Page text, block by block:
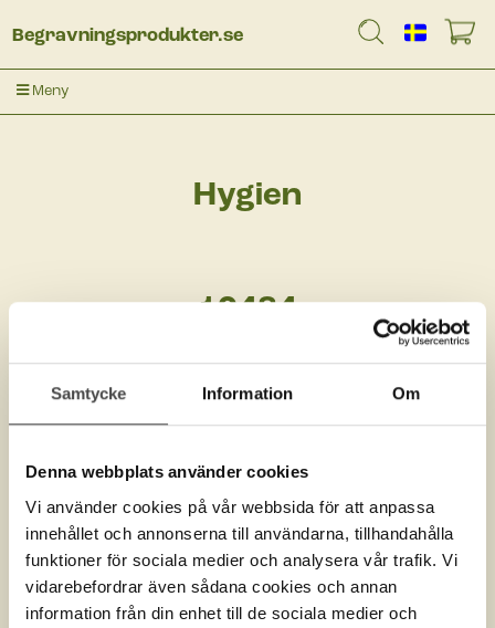
Samtycke Information Om
Denna webbplats använder cookies
Vi använder cookies på vår webbsida för att anpassa
innehållet och annonserna till användarna, tillhandahålla
funktioner för sociala medier och analysera vår trafik. Vi
vidarebefordrar även sådana cookies och annan
information från din enhet till de sociala medier och
Begravningsprodukter.se
Meny
Hygien
10484